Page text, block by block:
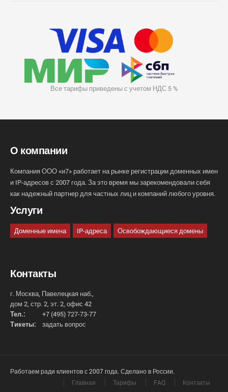
Все тарифы приведены с учетом НДС 5 %
О компании
Компания ООО «и7» работает на рынке регистрации доменных имен
и IP-адресов с 2007 года. За это время мы зарекомендовали себя
как надежный партнер для частных лиц и компаний любого уровня.
Услуги
Доменные имена IP-адреса Освобождающиеся домены
Контакты
г. Москва, Павелецкая наб.,
дом 2, стр. 2, эт. 2, офис 42
Тел.:
+7 (495) 727-73-77
Тикеты:
задать вопрос
Работаем ради клиентов с 2007 года. Сделано в России.
Главная
Тарифы FAQ Контакты